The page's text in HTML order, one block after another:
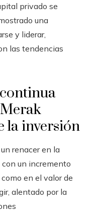
privado se
una
y liderar,
las tendencias
la inversión
renacer en la
un incremento
en el valor de
alentado por la